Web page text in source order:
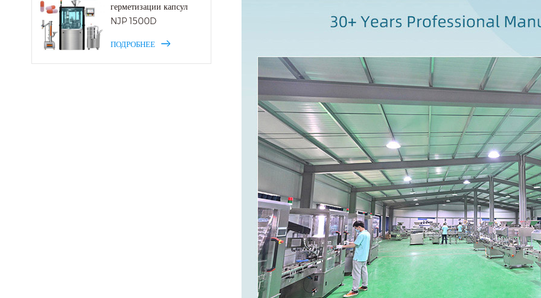
герметизации капсул
NJP 1500D
ПОДРОБНЕЕ